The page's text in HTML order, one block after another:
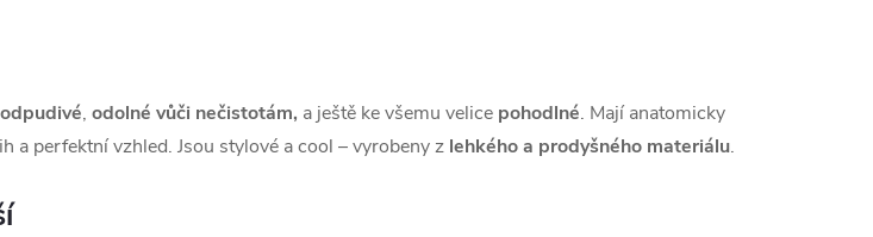
, odolné vůči nečistotám, a ještě ke všemu velice pohodlné. Mají anatomicky
a perfektní vzhled. Jsou stylové a cool – vyrobeny z lehkého a prodyšného materiálu.